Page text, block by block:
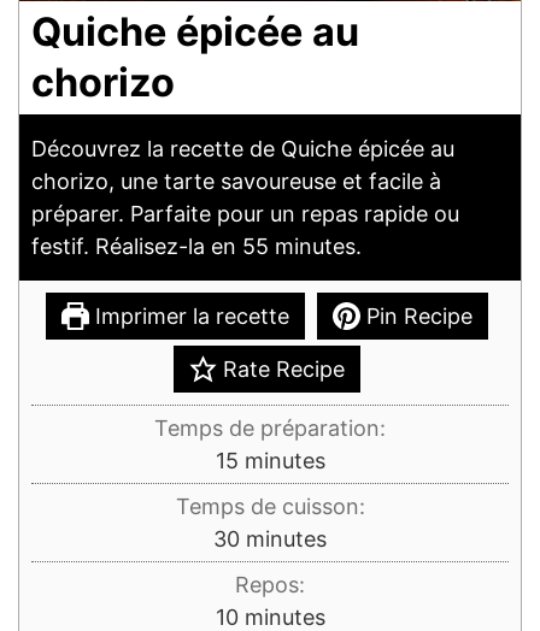
Quiche épicée au
chorizo
Découvrez la recette de Quiche épicée au
chorizo, une tarte savoureuse et facile à
préparer. Parfaite pour un repas rapide ou
festif. Réalisez-la en 55 minutes.
Imprimer la recette Pin Recipe
Rate Recipe
Temps de préparation:
15minutes
minutes
Temps de cuisson:
30minutes
minutes
Repos:
10minutes
minutes